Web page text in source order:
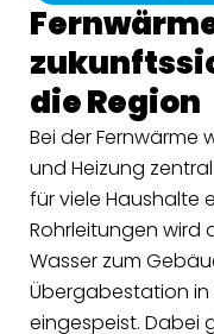
die Region
Bei der Fernwärme
und Heizung
für viele Haushalte
Rohrleitungen wird
Wasser zum
Übergabestation in
eingespeist. Dabei